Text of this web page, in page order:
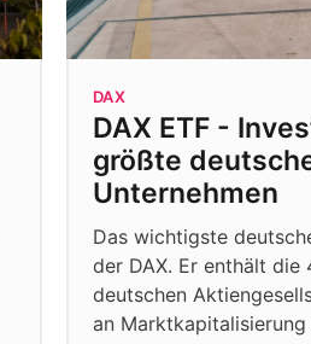
DAX
DAX ETF -
größte
Unternehmen
Das wichtigste
der DAX. Er enthält die
deutschen
an